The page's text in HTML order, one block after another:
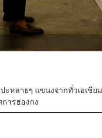
หลายๆ แขนงจากทั่วเอเชีย
ารฮ่องกง